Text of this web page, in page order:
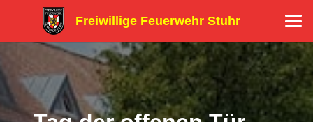
Freiwillige Feuerwehr Stuhr